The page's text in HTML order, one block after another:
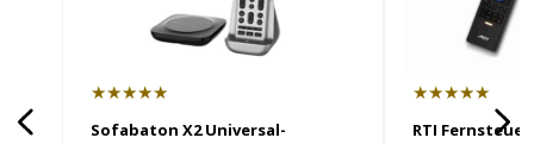
★★★★★
Sofabaton X2 Universal-
★★★★★
RTI